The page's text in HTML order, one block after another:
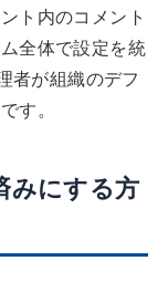
ト内のコメント
全体で設定を統
者が組織のデフ
す。
みにする方